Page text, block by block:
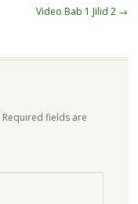
Video Bab 1 Jilid 2 →
Required fields are